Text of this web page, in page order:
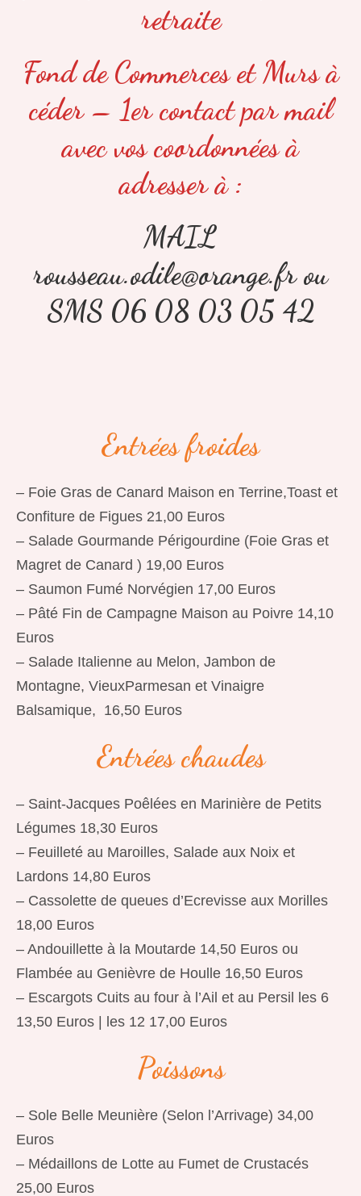
retraite
Fond de Commerces et Murs à
céder – 1er contact par mail
avec vos coordonnées à
adresser à :
MAIL
rousseau.odile@orange.fr ou
SMS 06 08 03 05 42
Entrées froides
– Foie Gras de Canard Maison en Terrine,Toast et
Confiture de Figues 21,00 Euros
– Salade Gourmande Périgourdine (Foie Gras et
Magret de Canard ) 19,00 Euros
– Saumon Fumé Norvégien 17,00 Euros
– Pâté Fin de Campagne Maison au Poivre 14,10
Euros
– Salade Italienne au Melon, Jambon de
Montagne, VieuxParmesan et Vinaigre
Balsamique, 16,50 Euros
Entrées chaudes
– Saint-Jacques Poêlées en Marinière de Petits
Légumes 18,30 Euros
– Feuilleté au Maroilles, Salade aux Noix et
Lardons 14,80 Euros
– Cassolette de queues d’Ecrevisse aux Morilles
18,00 Euros
– Andouillette à la Moutarde 14,50 Euros ou
Flambée au Genièvre de Houlle 16,50 Euros
– Escargots Cuits au four à l’Ail et au Persil les 6
13,50 Euros | les 12 17,00 Euros
Poissons
– Sole Belle Meunière (Selon l’Arrivage) 34,00
Euros
– Médaillons de Lotte au Fumet de Crustacés
25,00 Euros